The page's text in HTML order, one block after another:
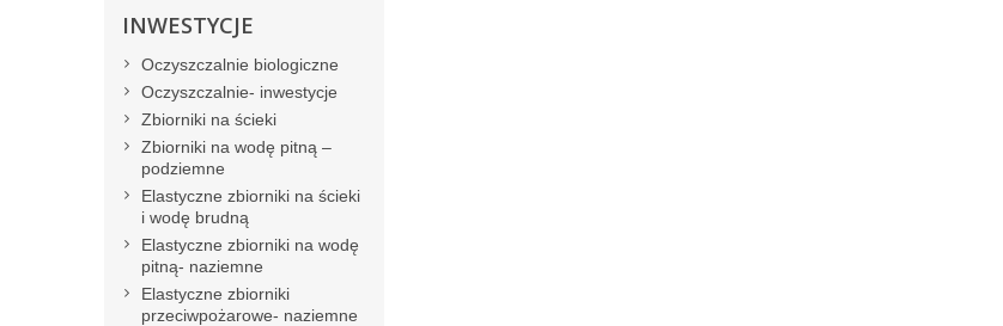
INWESTYCJE
Oczyszczalnie biologiczne
Oczyszczalnie- inwestycje
Zbiorniki na ścieki
Zbiorniki na wodę pitną –
podziemne
Elastyczne zbiorniki na ścieki
i wodę brudną
Elastyczne zbiorniki na wodę
pitną- naziemne
Elastyczne zbiorniki
przeciwpożarowe- naziemne